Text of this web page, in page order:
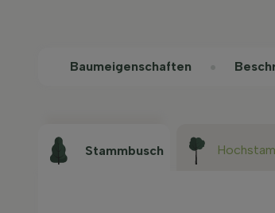
Baum­eigen­schaften
Stammbusch